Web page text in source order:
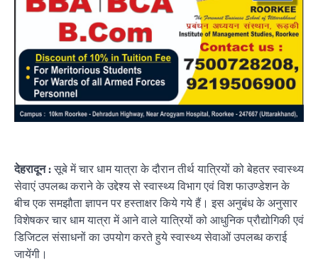
देहरादून :सूबे में चार धाम यात्रा के दौरान तीर्थ यात्रियों को बेहतर स्वास्थ्य
सेवाएं उपलब्ध कराने के उद्देश्य से स्वास्थ्य विभाग एवं विश फाउण्डेशन के
बीच एक समझौता ज्ञापन पर हस्ताक्षर किये गये हैं। इस अनुबंध के अनुसार
विशेषकर चार धाम यात्रा में आने वाले यात्रियों को आधुनिक प्रौद्योगिकी एवं
डिजिटल संसाधनों का उपयोग करते हुये स्वास्थ्य सेवाओं उपलब्ध कराई
जायेंगी।